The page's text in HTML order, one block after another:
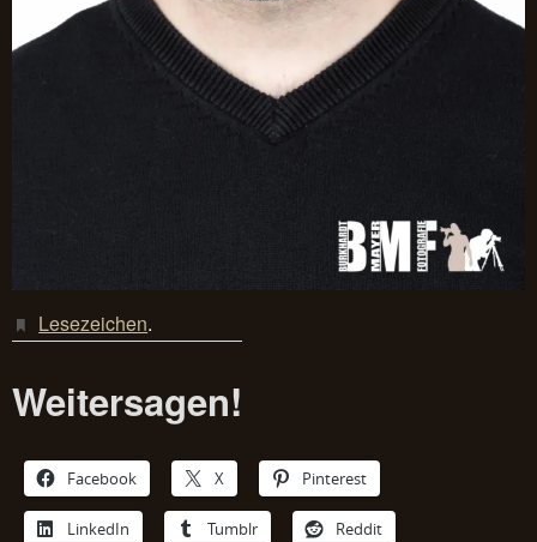
Lesezeichen.
Weitersagen!
Facebook X Pinterest
LinkedIn Tumblr Reddit